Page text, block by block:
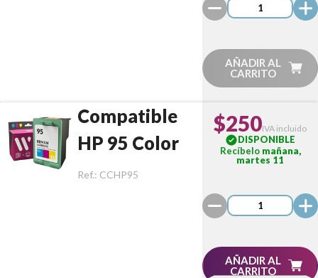
AÑADIR AL
CARRITO
Compatible
HP 95 Color
Ref.: CCHP95
$250IVA incluido
DISPONIBLE
Recíbelo mañana,
martes 11
AÑADIR AL
CARRITO